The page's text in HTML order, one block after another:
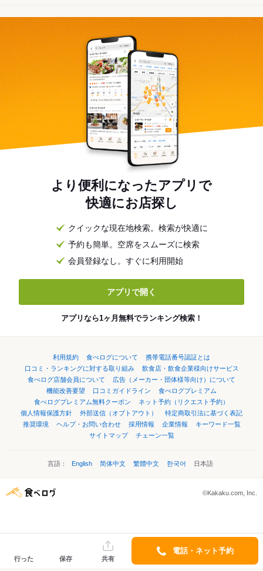
ぐに先輩スタッフがサポートします。ひとつずつ丁寧にお教
より便利になったアプリで
快適にお店探し
クイックな現在地検索。検索が快適に
予約も簡単。空席をスムーズに検索
会員登録なし。すぐに利用開始
アプリで開く
アプリなら1ヶ月無料でランキング検索！
利用規約 食べログについて
携帯電話番号認証とは
口コミ・ランキングに対する取り組み
飲食店・飲食企業様向けサービス
食べログ店舗会員について
広告（メーカー・団体様等向け）について
機能改善要望
口コミガイドライン
食べログプレミアム
食べログプレミアム無料クーポン
ネット予約（リクエスト予約）
個人情報保護方針
外部送信（オプトアウト）
特定商取引法に基づく表記
推奨環境
ヘルプ・お問い合わせ 採用情報 企業情報
キーワード一覧
サイトマップ
チェーン一覧
言語： English 简体中文 繁體中文 한국어 日本語
©Kakaku.com, Inc.
行った 保存 共有
電話・ネット予約